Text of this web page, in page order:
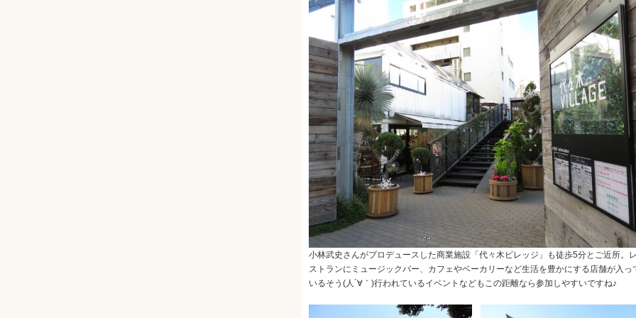
小林武史さんがプロデュースした商業施設「代々木ビレッジ」も徒歩5分とご近所。
ストランにミュージックバー、カフェやベーカリーなど生活を豊かにする店舗が入っ
いるそう(人´∀｀)行われているイベントなどもこの距離なら参加しやすいですね♪